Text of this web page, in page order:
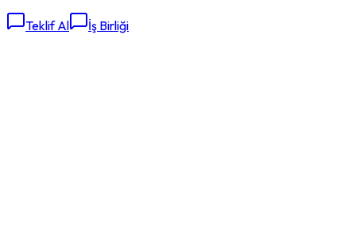
Teklif Al İş Birliği